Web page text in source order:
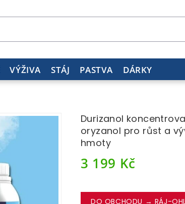
VÝŽIVA STÁJ PASTVA DÁRKY
Durizanol
oryzanol pro růst a
hmoty
3 199 Kč
DO OBCHODU → RÁJ-